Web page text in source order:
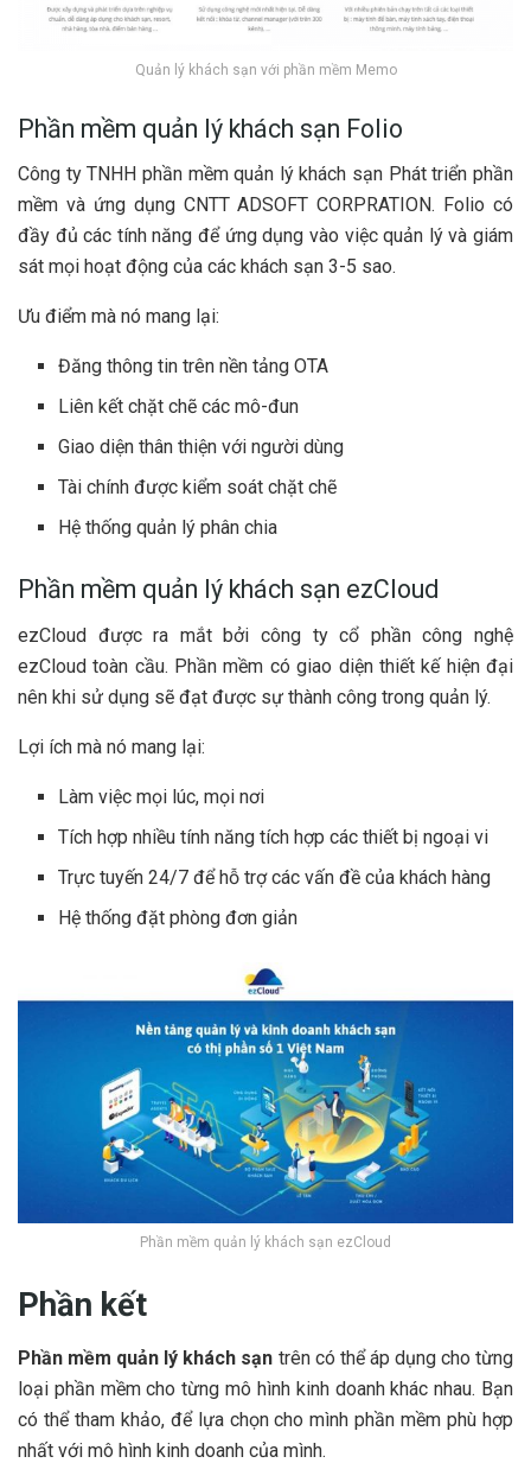
Quản lý khách sạn với phần mềm Memo
Phần mềm quản lý khách sạn Folio
Công ty TNHH phần mềm quản lý khách sạn Phát triển phần
mềm và ứng dụng CNTT ADSOFT CORPRATION. Folio có
đầy đủ các tính năng để ứng dụng vào việc quản lý và giám
sát mọi hoạt động của các khách sạn 3-5 sao.
Ưu điểm mà nó mang lại:
Đăng thông tin trên nền tảng OTA
Liên kết chặt chẽ các mô-đun
Giao diện thân thiện với người dùng
Tài chính được kiểm soát chặt chẽ
Hệ thống quản lý phân chia
Phần mềm quản lý khách sạn ezCloud
ezCloud được ra mắt bởi công ty cổ phần công nghệ
ezCloud toàn cầu. Phần mềm có giao diện thiết kế hiện đại
nên khi sử dụng sẽ đạt được sự thành công trong quản lý.
Lợi ích mà nó mang lại:
Làm việc mọi lúc, mọi nơi
Tích hợp nhiều tính năng tích hợp các thiết bị ngoại vi
Trực tuyến 24/7 để hỗ trợ các vấn đề của khách hàng
Hệ thống đặt phòng đơn giản
Phần mềm quản lý khách sạn ezCloud
Phần kết
Phần mềm quản lý khách sạn trên có thể áp dụng cho từng
loại phần mềm cho từng mô hình kinh doanh khác nhau. Bạn
có thể tham khảo, để lựa chọn cho mình phần mềm phù hợp
nhất với mô hình kinh doanh của mình.